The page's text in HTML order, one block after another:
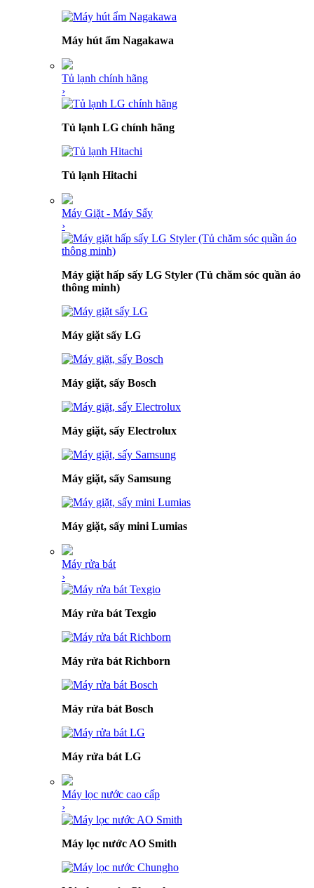
Máy hút ẩm Nagakawa
Tủ lạnh chính hãng
›
Tủ lạnh LG chính hãng
Tủ lạnh Hitachi
Máy Giặt - Máy Sấy
›
Máy giặt hấp sấy LG Styler (Tủ chăm sóc quần áo
thông minh)
Máy giặt sấy LG
Máy giặt, sấy Bosch
Máy giặt, sấy Electrolux
Máy giặt, sấy Samsung
Máy giặt, sấy mini Lumias
Máy rửa bát
›
Máy rửa bát Texgio
Máy rửa bát Richborn
Máy rửa bát Bosch
Máy rửa bát LG
Máy lọc nước cao cấp
›
Máy lọc nước AO Smith